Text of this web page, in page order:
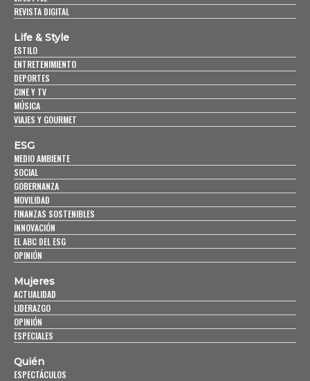
REVISTA DIGITAL
Life & Style
ESTILO
ENTRETENIMIENTO
DEPORTES
CINE Y TV
MÚSICA
VIAJES Y GOURMET
ESG
MEDIO AMBIENTE
SOCIAL
GOBERNANZA
MOVILIDAD
FINANZAS SOSTENIBLES
INNOVACIÓN
EL ABC DEL ESG
OPINIÓN
Mujeres
ACTUALIDAD
LIDERAZGO
OPINIÓN
ESPECIALES
Quién
ESPECTÁCULOS